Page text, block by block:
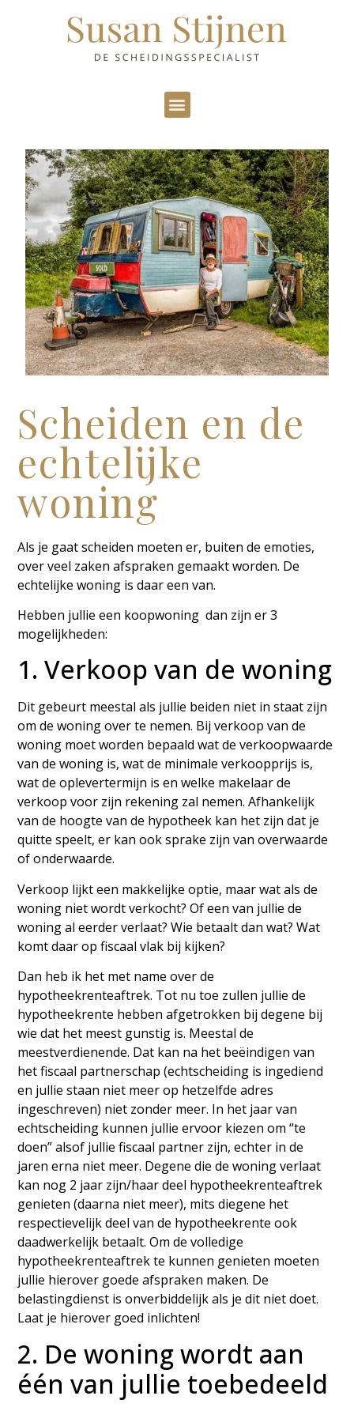
Scheiden en de
echtelijke
woning
Als je gaat scheiden moeten er, buiten de emoties,
over veel zaken afspraken gemaakt worden. De
echtelijke woning is daar een van.
Hebben jullie een koopwoning dan zijn er 3
mogelijkheden:
1. Verkoop van de woning
Dit gebeurt meestal als jullie beiden niet in staat zijn
om de woning over te nemen. Bij verkoop van de
woning moet worden bepaald wat de verkoopwaarde
van de woning is, wat de minimale verkoopprijs is,
wat de oplevertermijn is en welke makelaar de
verkoop voor zijn rekening zal nemen. Afhankelijk
van de hoogte van de hypotheek kan het zijn dat je
quitte speelt, er kan ook sprake zijn van overwaarde
of onderwaarde.
Verkoop lijkt een makkelijke optie, maar wat als de
woning niet wordt verkocht? Of een van jullie de
woning al eerder verlaat? Wie betaalt dan wat? Wat
komt daar op fiscaal vlak bij kijken?
Dan heb ik het met name over de
hypotheekrenteaftrek. Tot nu toe zullen jullie de
hypotheekrente hebben afgetrokken bij degene bij
wie dat het meest gunstig is. Meestal de
meestverdienende. Dat kan na het beëindigen van
het fiscaal partnerschap (echtscheiding is ingediend
en jullie staan niet meer op hetzelfde adres
ingeschreven) niet zonder meer. In het jaar van
echtscheiding kunnen jullie ervoor kiezen om “te
doen” alsof jullie fiscaal partner zijn, echter in de
jaren erna niet meer. Degene die de woning verlaat
kan nog 2 jaar zijn/haar deel hypotheekrenteaftrek
genieten (daarna niet meer), mits diegene het
respectievelijk deel van de hypotheekrente ook
daadwerkelijk betaalt. Om de volledige
hypotheekrenteaftrek te kunnen genieten moeten
jullie hierover goede afspraken maken. De
belastingdienst is onverbiddelijk als je dit niet doet.
Laat je hierover goed inlichten!
2. De woning wordt aan
één van jullie toebedeeld